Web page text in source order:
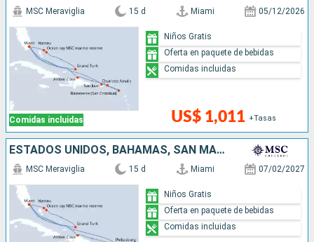
Comidas incluidas
MSC Meraviglia 15 d Miami 05/12/2026
US$ 1,011 +Tasas
Niños Gratis
Oferta en paquete de bebidas
Comidas incluidas
ESTADOS UNIDOS, BAHAMAS, SAN MARTÍN, REPÚBLICA DOMINICANA
MSC Meraviglia 15 d Miami 07/02/2027
Niños Gratis
Oferta en paquete de bebidas
Comidas incluidas